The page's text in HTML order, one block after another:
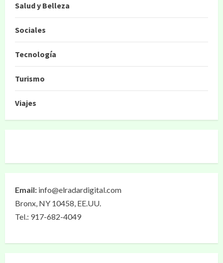
Salud y Belleza
Sociales
Tecnología
Turismo
Viajes
Email: info@elradardigital.com
Bronx, NY 10458, EE.UU.
Tel.: 917-682-4049